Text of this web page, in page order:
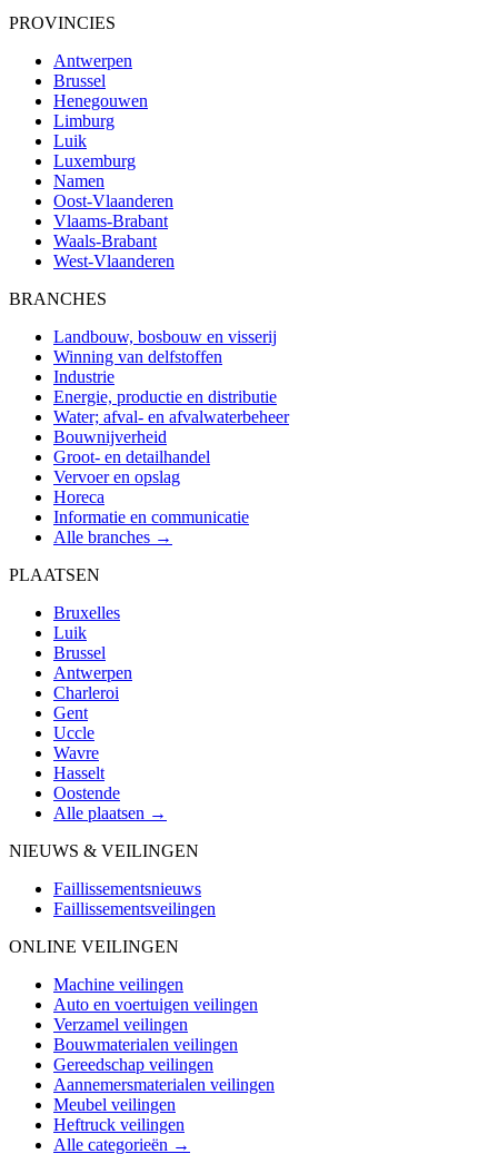
PROVINCIES
Antwerpen
Brussel
Henegouwen
Limburg
Luik
Luxemburg
Namen
Oost-Vlaanderen
Vlaams-Brabant
Waals-Brabant
West-Vlaanderen
BRANCHES
Landbouw, bosbouw en visserij
Winning van delfstoffen
Industrie
Energie, productie en distributie
Water; afval- en afvalwaterbeheer
Bouwnijverheid
Groot- en detailhandel
Vervoer en opslag
Horeca
Informatie en communicatie
Alle branches →
PLAATSEN
Bruxelles
Luik
Brussel
Antwerpen
Charleroi
Gent
Uccle
Wavre
Hasselt
Oostende
Alle plaatsen →
NIEUWS & VEILINGEN
Faillissementsnieuws
Faillissementsveilingen
ONLINE VEILINGEN
Machine veilingen
Auto en voertuigen veilingen
Verzamel veilingen
Bouwmaterialen veilingen
Gereedschap veilingen
Aannemersmaterialen veilingen
Meubel veilingen
Heftruck veilingen
Alle categorieën →